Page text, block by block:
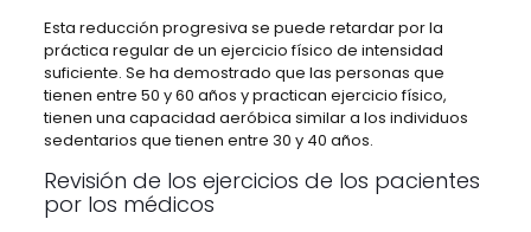
Esta reducción progresiva se puede retardar por la
práctica regular de un ejercicio físico de intensidad
suficiente. Se ha demostrado que las personas que
tienen entre 50 y 60 años y practican ejercicio físico,
tienen una capacidad aeróbica similar a los individuos
sedentarios que tienen entre 30 y 40 años.
Revisión de los ejercicios de los pacientes
por los médicos